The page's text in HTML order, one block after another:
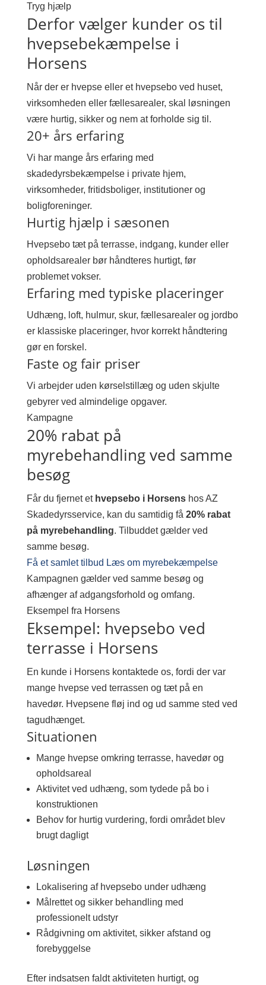
Tryg hjælp
Derfor vælger kunder os til
hvepsebekæmpelse i
Horsens
Når der er hvepse eller et hvepsebo ved huset,
virksomheden eller fællesarealer, skal løsningen
være hurtig, sikker og nem at forholde sig til.
20+ års erfaring
Vi har mange års erfaring med
skadedyrsbekæmpelse i private hjem,
virksomheder, fritidsboliger, institutioner og
boligforeninger.
Hurtig hjælp i sæsonen
Hvepsebo tæt på terrasse, indgang, kunder eller
opholdsarealer bør håndteres hurtigt, før
problemet vokser.
Erfaring med typiske placeringer
Udhæng, loft, hulmur, skur, fællesarealer og jordbo
er klassiske placeringer, hvor korrekt håndtering
gør en forskel.
Faste og fair priser
Vi arbejder uden kørselstillæg og uden skjulte
gebyrer ved almindelige opgaver.
Kampagne
20% rabat på
myrebehandling ved samme
besøg
Får du fjernet et hvepsebo i Horsenshos AZ
Skadedyrsservice, kan du samtidig få 20% rabat
på myrebehandling. Tilbuddet gælder ved
samme besøg.
Få et samlet tilbud Læs om myrebekæmpelse
Kampagnen gælder ved samme besøg og
afhænger af adgangsforhold og omfang.
Eksempel fra Horsens
Eksempel: hvepsebo ved
terrasse i Horsens
En kunde i Horsens kontaktede os, fordi der var
mange hvepse ved terrassen og tæt på en
havedør. Hvepsene fløj ind og ud samme sted ved
tagudhænget.
Situationen
Mange hvepse omkring terrasse, havedør og
opholdsareal
Aktivitet ved udhæng, som tydede på bo i
konstruktionen
Behov for hurtig vurdering, fordi området blev
brugt dagligt
Løsningen
Lokalisering af hvepsebo under udhæng
Målrettet og sikker behandling med
professionelt udstyr
Rådgivning om aktivitet, sikker afstand og
forebyggelse
Efter indsatsen faldt aktiviteten hurtigt, og